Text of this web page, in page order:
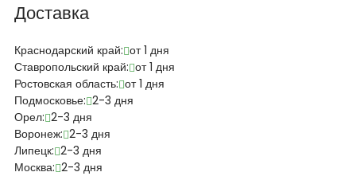
Доставка
Краснодарский край: от 1 дня
Ставропольский край: от 1 дня
Ростовская область: от 1 дня
Подмосковье: 2-3 дня
Орел: 2-3 дня
Воронеж: 2-3 дня
Липецк: 2-3 дня
Москва: 2-3 дня